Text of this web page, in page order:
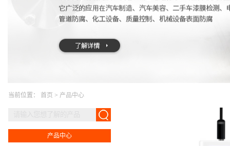
当前位置： 首页 > 产品中心
产品中心